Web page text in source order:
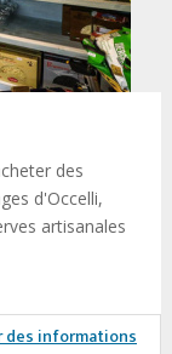
des
d'Occelli,
artisanales
des informations